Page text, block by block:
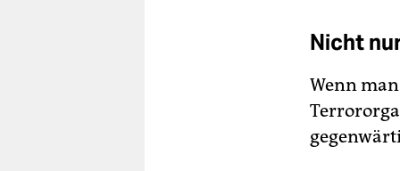
Nicht
Wenn